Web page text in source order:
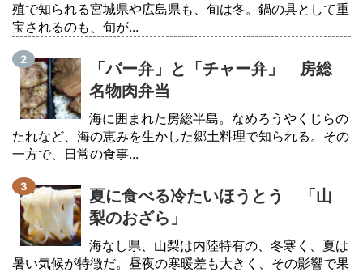
殖で知られる宮城県や広島県も、旬は冬。鍋の具として重
宝されるのも、旬が...
「バー弁」と「チャー弁」 房総
名物肉弁当
海に囲まれた房総半島。なめろうやくじらの
たれなど、海の恵みを生かした郷土料理で知られる。その
一方で、日常の食事...
夏に食べる冷たいほうとう 「山
梨のおざら」
海なし県、山梨は内陸特有の、冬寒く、夏は
暑い気候が特徴だ。昼夜の寒暖差も大きく、その影響で果